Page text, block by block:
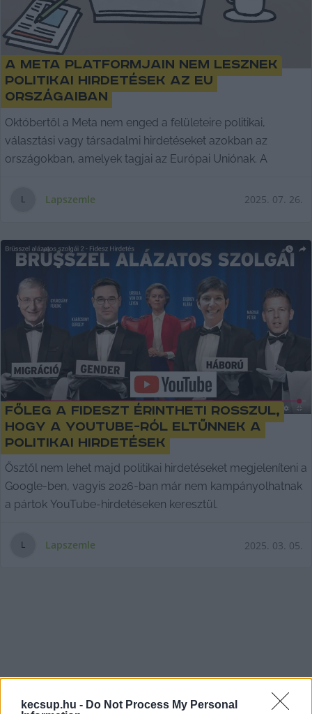
kecsup.hu - Do Not Process My Personal
A Meta platformjain nem lesznek
politikai hirdetések az EU
országaiban
Októbertől a Meta nem enged a felületeire politikai,
választási vagy társadalmi hirdetéseket azokban az
országokban, amelyek tagjai az Európai Uniónak. A
L Lapszemle 2025. 07. 26.
Főleg a Fideszt érintheti rosszul,
hogy a YouTube-ról eltűnnek a
politikai hirdetések
Ősztől nem lehet majd politikai hirdetéseket megjeleníteni a
Google-ben, vagyis 2026-ban már nem kampányolhatnak
a pártok YouTube-hirdetéseken keresztül.
L Lapszemle 2025. 03. 05.